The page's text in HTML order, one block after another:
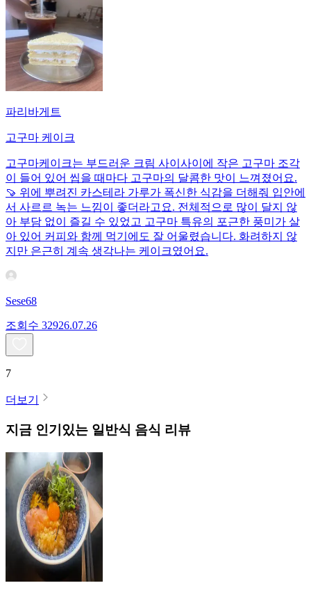
파리바게트
고구마 케이크
고구마케이크는 부드러운 크림 사이사이에 작은 고구마 조각
이 들어 있어 씹을 때마다 고구마의 달콤한 맛이 느껴졌어요.
🍠 위에 뿌려진 카스테라 가루가 폭신한 식감을 더해줘 입안에
서 사르르 녹는 느낌이 좋더라고요. 전체적으로 많이 달지 않
아 부담 없이 즐길 수 있었고 고구마 특유의 포근한 풍미가 살
아 있어 커피와 함께 먹기에도 잘 어울렸습니다. 화려하지 않
지만 은근히 계속 생각나는 케이크였어요.
Sese68
조회수 32926.07.26
7
더보기
지금 인기있는 일반식 음식 리뷰